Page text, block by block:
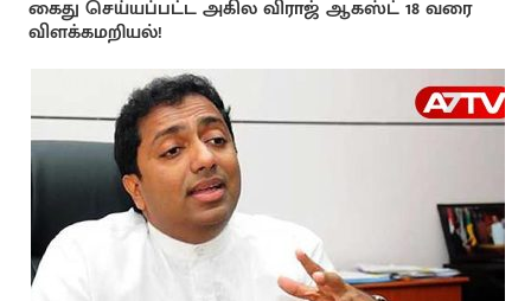
கைது செய்யப்பட்ட அகில விராஜ் ஆகஸ்ட் 18 வரை
விளக்கமறியல்!